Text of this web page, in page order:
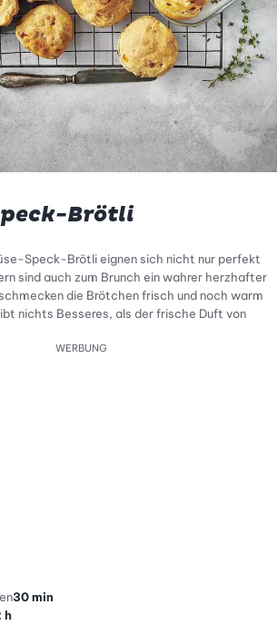
Brötli
Speck-Brötli eignen sich nicht nur perfekt
sind auch zum Brunch ein wahrer herzhafter
die Brötchen frisch und noch warm
nichts Besseres, als der frische Duft von
WERBUNG
30 min
h